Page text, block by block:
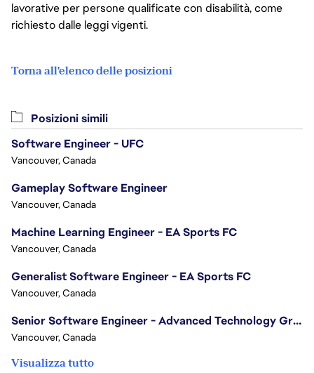
lavorative per persone qualificate con disabilità, come
richiesto dalle leggi vigenti.
Torna all'elenco delle posizioni
Posizioni simili
Software Engineer - UFC
Vancouver, Canada
Gameplay Software Engineer
Vancouver, Canada
Machine Learning Engineer - EA Sports FC
Vancouver, Canada
Generalist Software Engineer - EA Sports FC
Vancouver, Canada
Senior Software Engineer - Advanced Technology Group
Vancouver, Canada
Visualizza tutto